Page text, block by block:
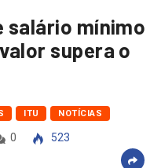
salário mínimo
supera o
ITU NOTÍCIAS
0
523